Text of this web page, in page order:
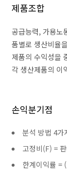
제품조합
공급능력, 가용노
품별로 생산비율
제품의 수익성을
각 생산제품의 이
손익분기점
분석 방법 4가
고정비(F) =
한계이익률 =